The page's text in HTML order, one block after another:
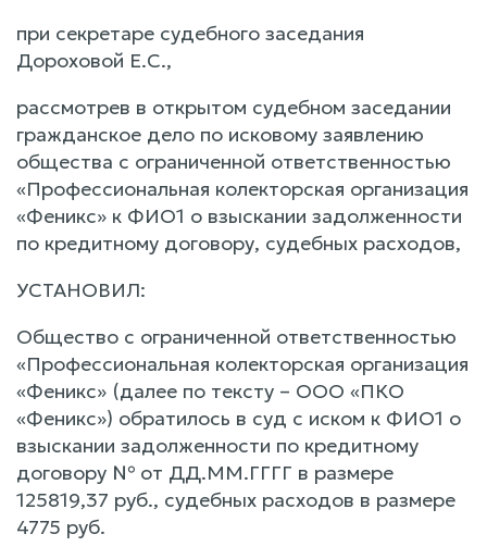
при секретаре судебного заседания
Дороховой Е.С.,
рассмотрев в открытом судебном заседании
гражданское дело по исковому заявлению
общества с ограниченной ответственностью
«Профессиональная колекторская организация
«Феникс» к ФИО1 о взыскании задолженности
по кредитному договору, судебных расходов,
УСТАНОВИЛ:
Общество с ограниченной ответственностью
«Профессиональная колекторская организация
«Феникс» (далее по тексту – ООО «ПКО
«Феникс») обратилось в суд с иском к ФИО1 о
взыскании задолженности по кредитному
договору № от ДД.ММ.ГГГГ в размере
125819,37 руб., судебных расходов в размере
4775 руб.